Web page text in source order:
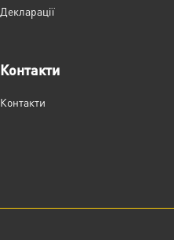
Декларації
Контакти
Контакти